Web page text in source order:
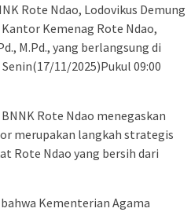
Rote Ndao, Lodovikus Demung
Kantor Kemenag Rote Ndao,
M.Pd., yang berlangsung di
11/2025)Pukul 09:00
Rote Ndao menegaskan
merupakan langkah strategis
Rote Ndao yang bersih dari
Kementerian Agama